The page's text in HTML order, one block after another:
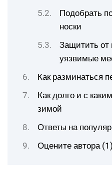
Подобрать
носки
Защитить от
уязвимые
Как разминаться
Как долго и с
зимой
Ответы на
Оцените автора (1)